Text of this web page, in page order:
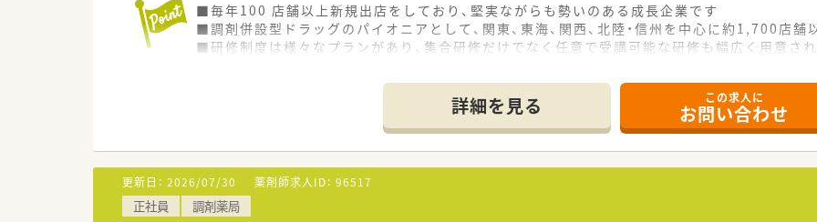
■毎年100 店舗以上新規出店をしており、堅実ながらも勢いのある成長企業です
■調剤併設型ドラッグのパイオニアとして、関東、東海、関西、北陸・信州を中心に約1,700店
■研修制度は様々なプランがあり、集合研修だけでなく任意で受講可能な研修も幅広く用意さ
■総合薬剤師・調剤薬剤師（土日休み・19時までの勤務）どちらかの働き方を選択できます
■調剤併設型だけでなく「医療モール・クリニック併設店舗」「敷地内薬局」「訪問調剤特化型
■在宅医療にも積極的取り組んでおり「訪問調剤特化型店舗」を50店舗以上、無菌調剤室は業
■「プラチナくるみん認定企業」「健康経営優良法人2023（大規模法人部門）認定」等を取得し
います
■充実した研修制度、人事制度、評価制度、キャリア支援制度等があるのも特徴です
詳細を見る この求人に
お問い合わせ
更新日： 2026/07/30 薬剤師求人ID： 96517
正社員 調剤薬局